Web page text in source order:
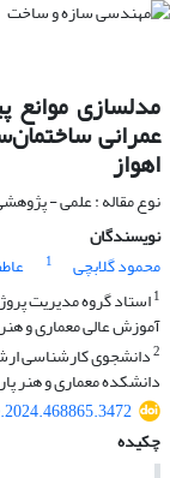
مدلسازی موانع
عمرانی
اهواز
نوع مقاله : علمی -
نویسندگان
محمود گلابچی
1
1استاد گروه مدیریت
آموزش عالی معماری و
2دانشجوی کارشناسی
دانشکده معماری و هنر
چکیده